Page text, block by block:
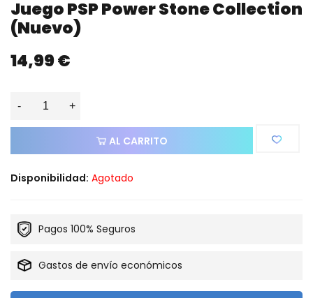
Juego PSP Power Stone Collection
(nuevo)
14,99 €
- +
AL CARRITO
Disponibilidad: Agotado
Pagos 100% Seguros
Gastos de envío económicos